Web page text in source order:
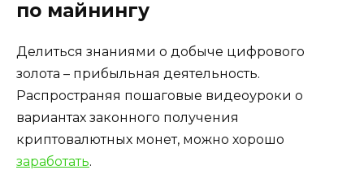
по майнингу
Делиться знаниями о добыче цифрового
золота – прибыльная деятельность.
Распространяя пошаговые видеоуроки о
вариантах законного получения
криптовалютных монет, можно хорошо
заработать.